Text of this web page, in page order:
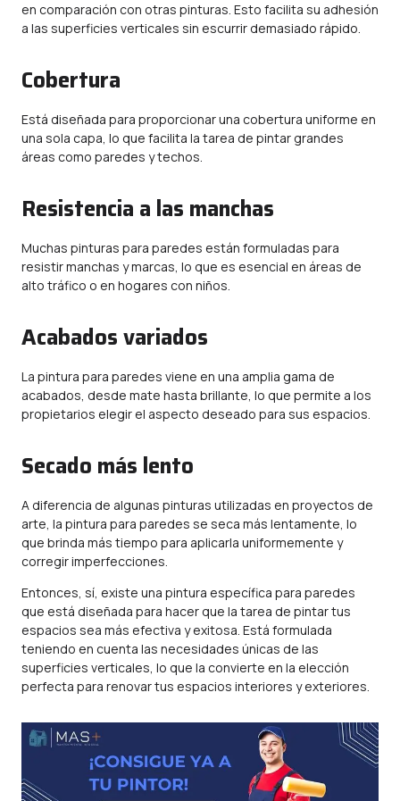
en comparación con otras pinturas. Esto facilita su adhesión
a las superficies verticales sin escurrir demasiado rápido.
Cobertura
Está diseñada para proporcionar una cobertura uniforme en
una sola capa, lo que facilita la tarea de pintar grandes
áreas como paredes y techos.
Resistencia a las manchas
Muchas pinturas para paredes están formuladas para
resistir manchas y marcas, lo que es esencial en áreas de
alto tráfico o en hogares con niños.
Acabados variados
La pintura para paredes viene en una amplia gama de
acabados, desde mate hasta brillante, lo que permite a los
propietarios elegir el aspecto deseado para sus espacios.
Secado más lento
A diferencia de algunas pinturas utilizadas en proyectos de
arte, la pintura para paredes se seca más lentamente, lo
que brinda más tiempo para aplicarla uniformemente y
corregir imperfecciones.
Entonces, sí, existe una pintura específica para paredes
que está diseñada para hacer que la tarea de pintar tus
espacios sea más efectiva y exitosa. Está formulada
teniendo en cuenta las necesidades únicas de las
superficies verticales, lo que la convierte en la elección
perfecta para renovar tus espacios interiores y exteriores.